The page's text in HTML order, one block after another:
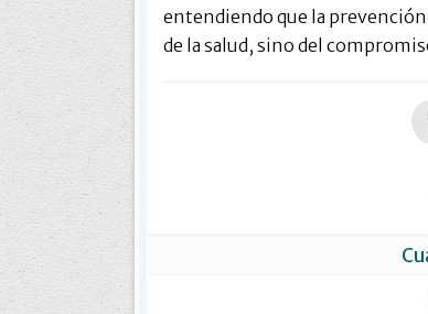
entendiendo que la
de la salud, sino del